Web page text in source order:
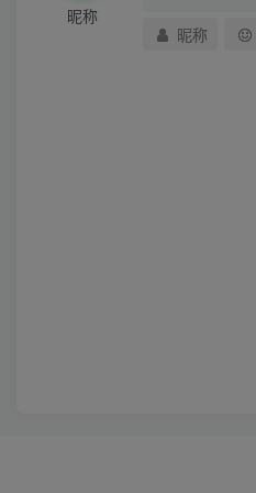
昵称
昵称